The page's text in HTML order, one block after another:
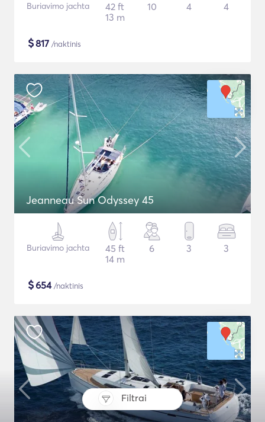
Filtrai
Buriavimo jachta
42 ft
13 m
10 4 4
$817 /naktinis
Jeanneau Sun Odyssey 45
Buriavimo jachta
45 ft
14 m
6 3 3
$654/naktinis